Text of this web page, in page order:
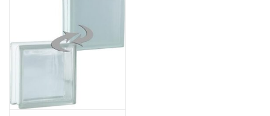
breezeblock